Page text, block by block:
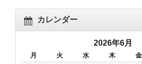
カレンダー
2026年6月
月 火 水 木 金